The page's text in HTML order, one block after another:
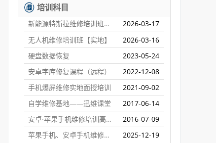
培训科目
新能源特斯拉维修培训班【实地】
2026-03-17
无人机维修培训班【实地】
2026-03-16
硬盘数据恢复
2023-05-24
安卓字库修复课程（远程）
2022-12-08
手机爆屏维修实地面授培训
2021-09-02
自学维修基地——迅维课堂
2017-06-14
安卓·苹果手机维修培训高级班【实地】
2016-07-09
苹果手机、安卓手机维修培训（远程网络班）
2025-12-19